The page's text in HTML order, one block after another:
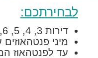
לבחירתכם:
דירות 3, 4, 5, 6, 8, 9 חד'.
מיני
עד לפנטהאוז